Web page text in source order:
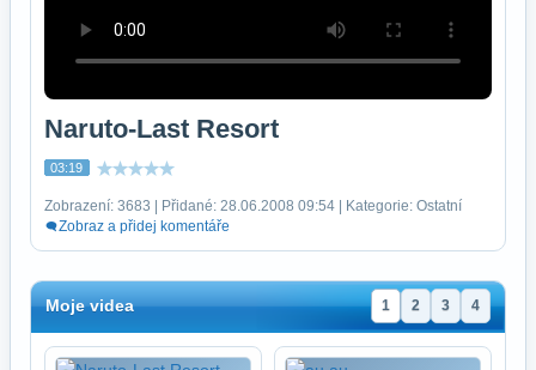
Naruto-Last Resort
03:19
Zobrazení: 3683 | Přidané: 28.06.2008 09:54 | Kategorie: Ostatní
Zobraz a přidej komentáře
Moje videa 1 2 3 4